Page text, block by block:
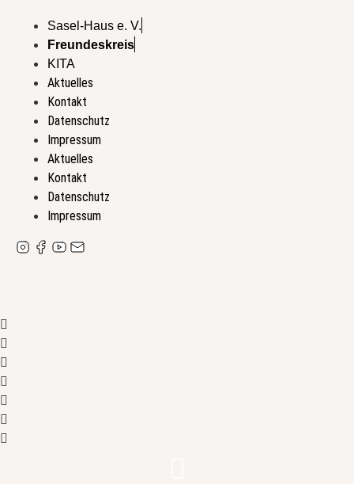
wechseln
Sasel-Haus e. V.
Freundeskreis
KITA
Aktuelles
Kontakt
Datenschutz
Impressum
Aktuelles
Kontakt
Datenschutz
Impressum